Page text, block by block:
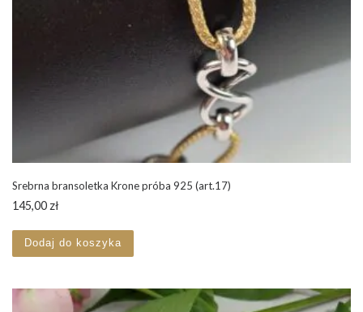
Srebrna bransoletka Krone próba 925 (art.17)
145,00 zł
Dodaj do koszyka